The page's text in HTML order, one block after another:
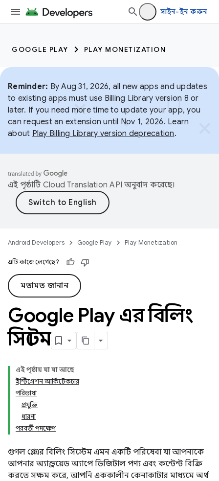
সাইন-ইন করুন
GOOGLE PLAY PLAY MONETIZATION
Reminder: By Aug 31, 2026, all new apps and updates
to existing apps must use Billing Library version 8 or
later. If you need more time to update your app, you
can request an extension until Nov 1, 2026. Learn
about Play Billing Library version deprecation.
এই পৃষ্ঠাটি Cloud Translation API অনুবাদ করেছে।
Android Developers Google Play Play Monetization
এটি কাজে লেগেছে?
মতামত জানান
Google Play এর বিলিং
সিস্টেম
এই পৃষ্ঠায় যা যা আছে
ইন্টিগ্রেশন আর্কিটেকচার
পরিভাষা
প্রযুক্তি
ধারণা
পরবর্তী পদক্ষেপ
গুগল প্লে-এর বিলিং সিস্টেম এমন একটি পরিষেবা যা আপনাকে
আপনার অ্যান্ড্রয়েড অ্যাপে ডিজিটাল পণ্য এবং কন্টেন্ট বিক্রি
করতে সক্ষম করে, আপনি এককালীন কেনাকাটার মাধ্যমে অর্থ